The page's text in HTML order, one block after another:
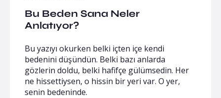
Bu Beden Sana Neler
Anlatıyor?
Bu yazıyı okurken belki içten içe kendi
bedenini düşündün. Belki bazı anlarda
gözlerin doldu, belki hafifçe gülümsedin. Her
ne hissettiysen, o hissin bir yeri var. O yer,
senin bedeninde.